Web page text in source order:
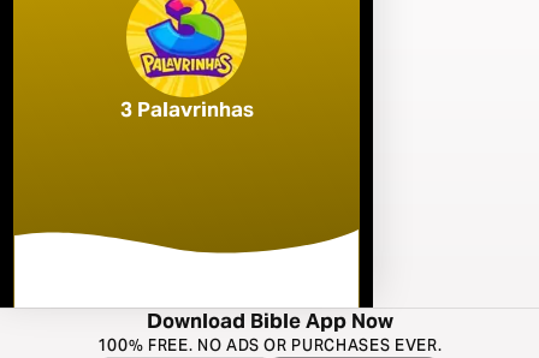
3 Palavrinhas
Download Bible App Now
100% FREE. NO ADS OR PURCHASES EVER.